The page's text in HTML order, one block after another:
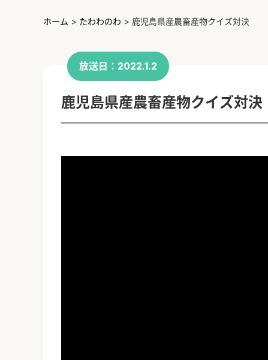
ホーム > たわわのわ > 鹿児島県産農畜産物クイズ対決
放送日：2022.1.2
鹿児島県産農畜産物クイズ対決